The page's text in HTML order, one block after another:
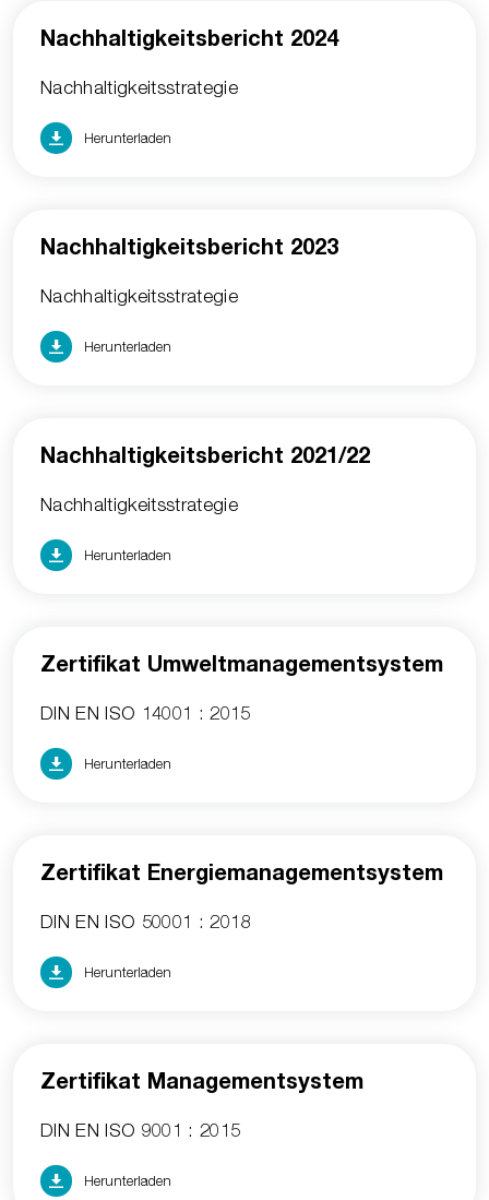
Nachhaltigkeitsbericht 2024
Nachhaltigkeitsstrategie
Herunterladen
Nachhaltigkeitsbericht 2023
Nachhaltigkeitsstrategie
Herunterladen
Nachhaltigkeitsbericht 2021/22
Nachhaltigkeitsstrategie
Herunterladen
Zertifikat Umweltmanagementsystem
DIN EN ISO 14001 : 2015
Herunterladen
Zertifikat Energiemanagementsystem
DIN EN ISO 50001 : 2018
Herunterladen
Zertifikat Managementsystem
DIN EN ISO 9001 : 2015
Herunterladen